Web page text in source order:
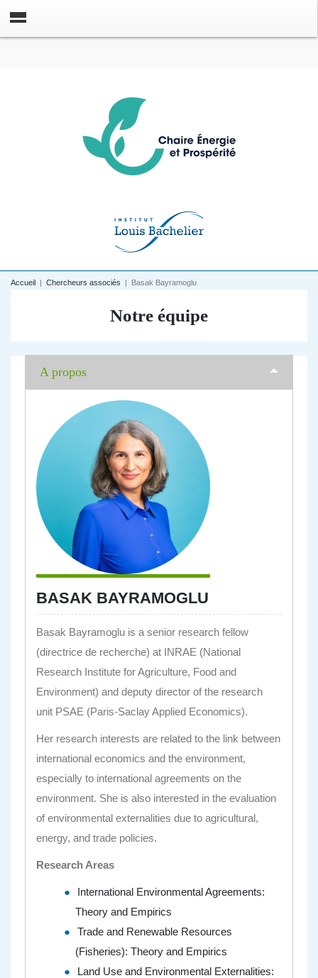
Accueil | Chercheurs associés | Basak Bayramoglu
Notre équipe
A propos
BASAK BAYRAMOGLU
Basak Bayramoglu is a senior research fellow
(directrice de recherche) at INRAE (National
Research Institute for Agriculture, Food and
Environment) and deputy director of the research
unit PSAE (Paris-Saclay Applied Economics).
Her research interests are related to the link between
international economics and the environment,
especially to international agreements on the
environment. She is also interested in the evaluation
of environmental externalities due to agricultural,
energy, and trade policies.
Research Areas
International Environmental Agreements:
Theory and Empirics
Trade and Renewable Resources
(Fisheries): Theory and Empirics
Land Use and Environmental Externalities: